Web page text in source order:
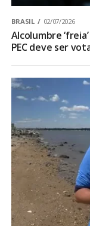
BRASIL 02/07/2026
Alcolumbre
PEC deve ser